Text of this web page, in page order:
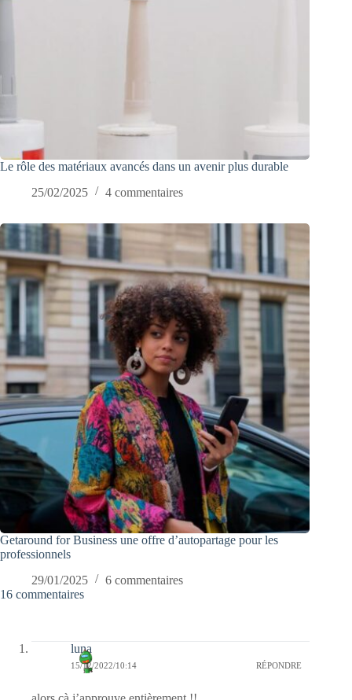
Le rôle des matériaux avancés dans un avenir plus durable
25/02/2025
4 commentaires
Getaround for Business une offre d’autopartage pour les
professionnels
29/01/2025
6 commentaires
16 commentaires
luna
15/12/2022/10:14 RÉPONDRE